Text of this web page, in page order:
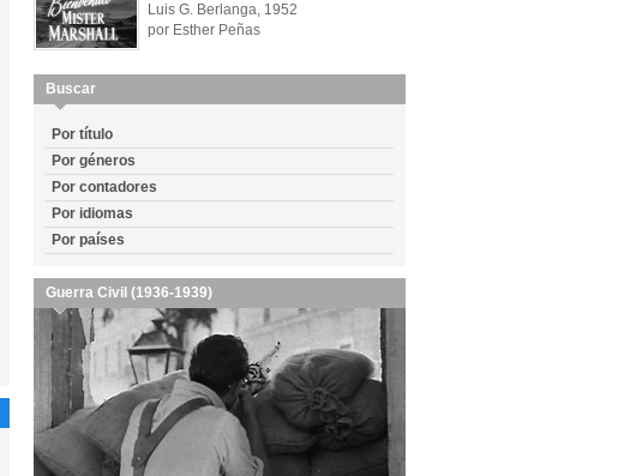
Luis G. Berlanga, 1952
por Esther Peñas
Buscar
Por título
Por géneros
Por contadores
Por idiomas
Por países
Guerra Civil (1936-1939)